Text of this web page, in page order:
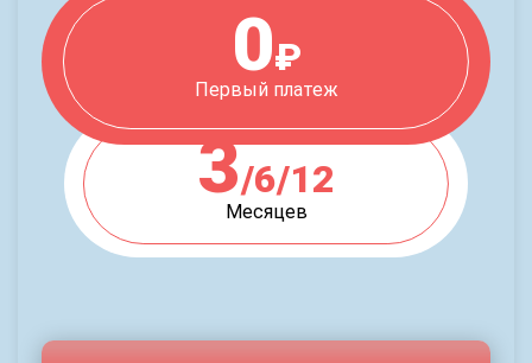
0₽
Первый платеж
3/6/12
Месяцев